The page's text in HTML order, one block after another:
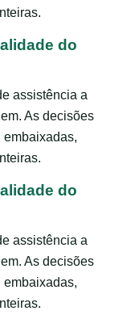
do
assistência a
As decisões
embaixadas,
do
assistência a
As decisões
embaixadas,